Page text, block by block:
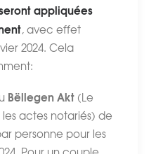
appliquées
, avec effet
2024. Cela
Bëllegen Akt (Le
actes notariés) de
personne pour les